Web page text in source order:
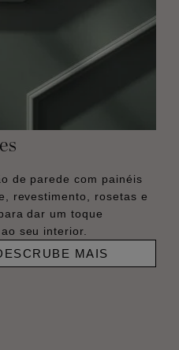
de parede com painéis
revestimento, rosetas e
dar um toque
seu interior.
MAIS